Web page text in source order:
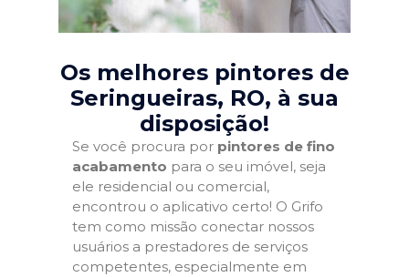
Os melhores pintores de
Seringueiras, RO, à sua
disposição!
Se você procura por pintores de fino
acabamento para o seu imóvel, seja
ele residencial ou comercial,
encontrou o aplicativo certo! O Grifo
tem como missão conectar nossos
usuários a prestadores de serviços
competentes, especialmente em